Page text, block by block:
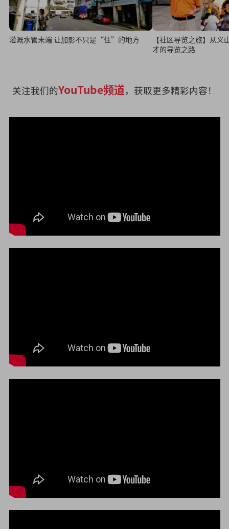
灌溉水管末端 让加影不只是“住”的地方
【社区导览之旅】从
才的导览之路
关注我们的YouTube频道，获取更多精彩内容！